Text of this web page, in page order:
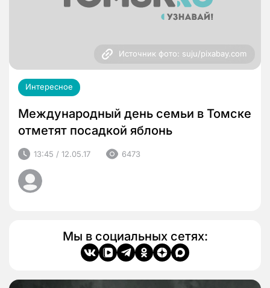
Источник фото: suju/pixabay.com
Интересное
Международный день семьи в Томске
отметят посадкой яблонь
13:45 / 12.05.17 6473
Мы в социальных сетях: